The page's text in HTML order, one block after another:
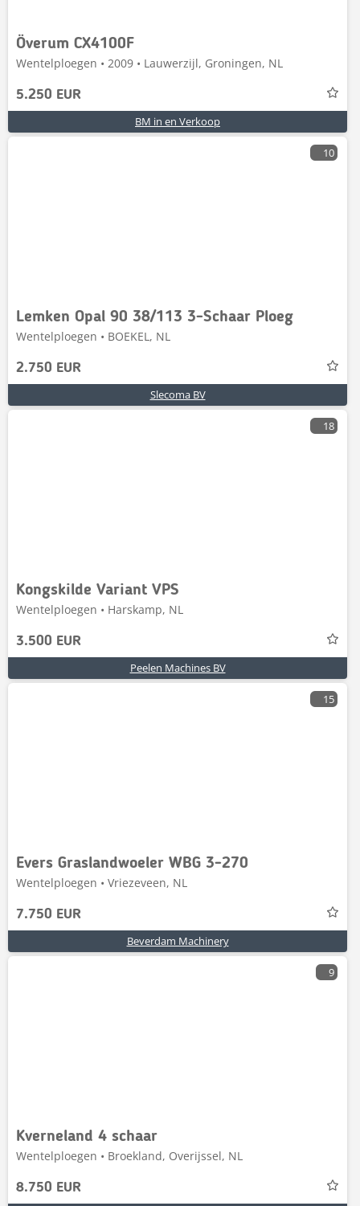
Överum CX4100F
Wentelploegen • 2009 • Lauwerzijl, Groningen, NL
5.250 EUR
BM in en Verkoop
10
Lemken Opal 90 38/113 3-Schaar Ploeg
Wentelploegen • BOEKEL, NL
2.750 EUR
Slecoma BV
18
Kongskilde Variant VPS
Wentelploegen • Harskamp, NL
3.500 EUR
Peelen Machines BV
15
Evers Graslandwoeler WBG 3-270
Wentelploegen • Vriezeveen, NL
7.750 EUR
Beverdam Machinery
9
Kverneland 4 schaar
Wentelploegen • Broekland, Overijssel, NL
8.750 EUR